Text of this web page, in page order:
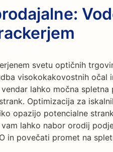
svetu optičnih
visokokakovostnih očal
lahko močna
Optimizacija za
opazijo potencialne
lahko nabor orodij
in povečati promet na